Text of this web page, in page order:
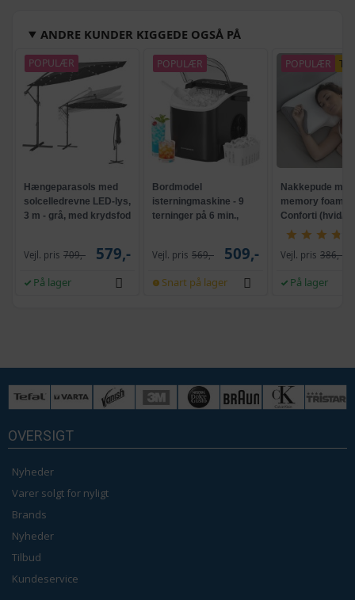
ANDRE KUNDER KIGGEDE OGSÅ PÅ
POPULÆR
Hængeparasols med
solcelledrevne LED-lys,
3 m - grå, med krydsfod
Vejl. pris 709,- 579,-
På lager
POPULÆR
Bordmodel
isterningmaskine - 9
terninger på 6 min.,
Vejl. pris 569,- 509,-
Snart på lager
POPULÆR
Nakkepude med
memory foam -
Conforti (hvid/
Vejl. pris 386,-
På lager
OVERSIGT
Nyheder
Varer solgt for nyligt
Brands
Nyheder
Tilbud
Kundeservice